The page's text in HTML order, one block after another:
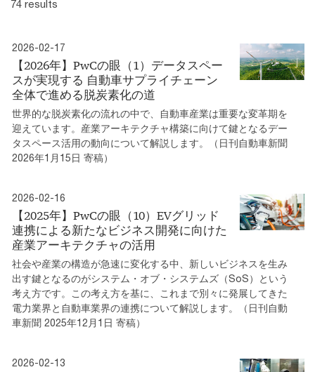
74 results
2026-02-17
【2026年】PwCの眼（1）データスペー
スが実現する 自動車サプライチェーン
全体で進める脱炭素化の道
世界的な脱炭素化の流れの中で、自動車産業は重要な変革期を
迎えています。産業アーキテクチャ構築に向けて鍵となるデー
タスペース活用の動向について解説します。（日刊自動車新聞
2026年1月15日 寄稿）
2026-02-16
【2025年】PwCの眼（10）EVグリッド
連携による新たなビジネス開発に向けた
産業アーキテクチャの活用
社会や産業の構造が急速に変化する中、新しいビジネスを生み
出す鍵となるのがシステム・オブ・システムズ（SoS）という
考え方です。この考え方を基に、これまで別々に発展してきた
電力業界と自動車業界の連携について解説します。（日刊自動
車新聞 2025年12月1日 寄稿）
2026-02-13